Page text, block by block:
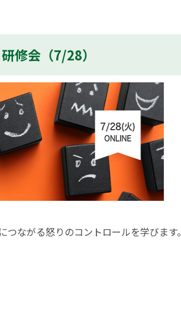
修会（7/28）
ながる怒りのコントロールを学びます。